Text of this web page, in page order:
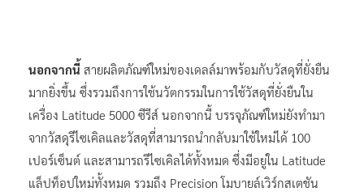
นอกจากนี้ สายผลิตภัณฑ์ใหม่ของเดลล์มาพร้อมกับวัสดุที่ยั่งยืน
มากยิ่งขึ้น ซึ่งรวมถึงการใช้นวัตกรรมในการใช้วัสดุที่ยั่งยืนใน
เครื่อง Latitude 5000 ซีรีส์ นอกจากนี้ บรรจุภัณฑ์ใหม่ยังทำมา
จากวัสดุรีไซเคิลและวัสดุที่สามารถนำกลับมาใช้ใหม่ได้ 100
เปอร์เซ็นต์ และสามารถรีไซเคิลได้ทั้งหมด ซึ่งมีอยู่ใน Latitude
แล็ปท็อปใหม่ทั้งหมด รวมถึง Precision โมบายล์เวิร์กสเตชัน